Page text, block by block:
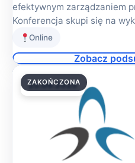
efektywnym zarządzaniem
Konferencja skupi się na
Online
Zobacz
25.09.2025
ZAKOŃCZONA